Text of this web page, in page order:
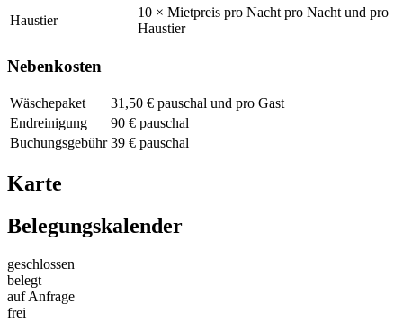
Haustier
10 × Mietpreis pro Nacht pro Nacht und pro
Haustier
Nebenkosten
Wäschepaket
31,50 € pauschal und pro Gast
Endreinigung
90 € pauschal
Buchungsgebühr 39 € pauschal
Karte
Belegungskalender
geschlossen
belegt
auf Anfrage
frei